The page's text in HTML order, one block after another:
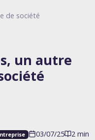
de société
un autre
03/07/25 2 min